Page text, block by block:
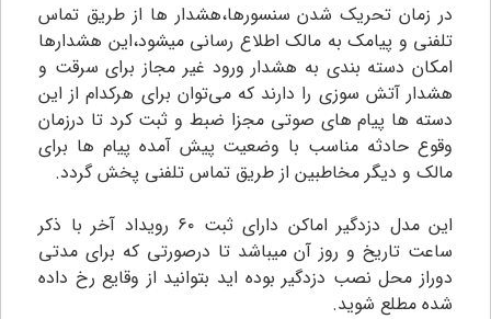
در زمان تحریک شدن سنسورها،هشدار ها از طریق تماس
تلفنی و پیامک به مالک اطلاع رسانی میشود،این هشدارها
امکان دسته بندی به هشدار ورود غیر مجاز برای سرقت و
هشدار آتش سوزی را دارند که می‌توان برای هرکدام از این
دسته ها پیام های صوتی مجزا ضبط و ثبت کرد تا درزمان
وقوع حادثه مناسب با وضعیت پیش آمده پیام ها برای
مالک و دیگر مخاطبین از طریق تماس تلفنی پخش گردد.
این مدل دزدگیر اماکن دارای ثبت ۶۰ رویداد آخر با ذکر
ساعت تاریخ و روز آن میباشد تا درصورتی که برای مدتی
دوراز محل نصب دزدگیر بوده اید بتوانید از وقایع رخ داده
شده مطلع شوید.